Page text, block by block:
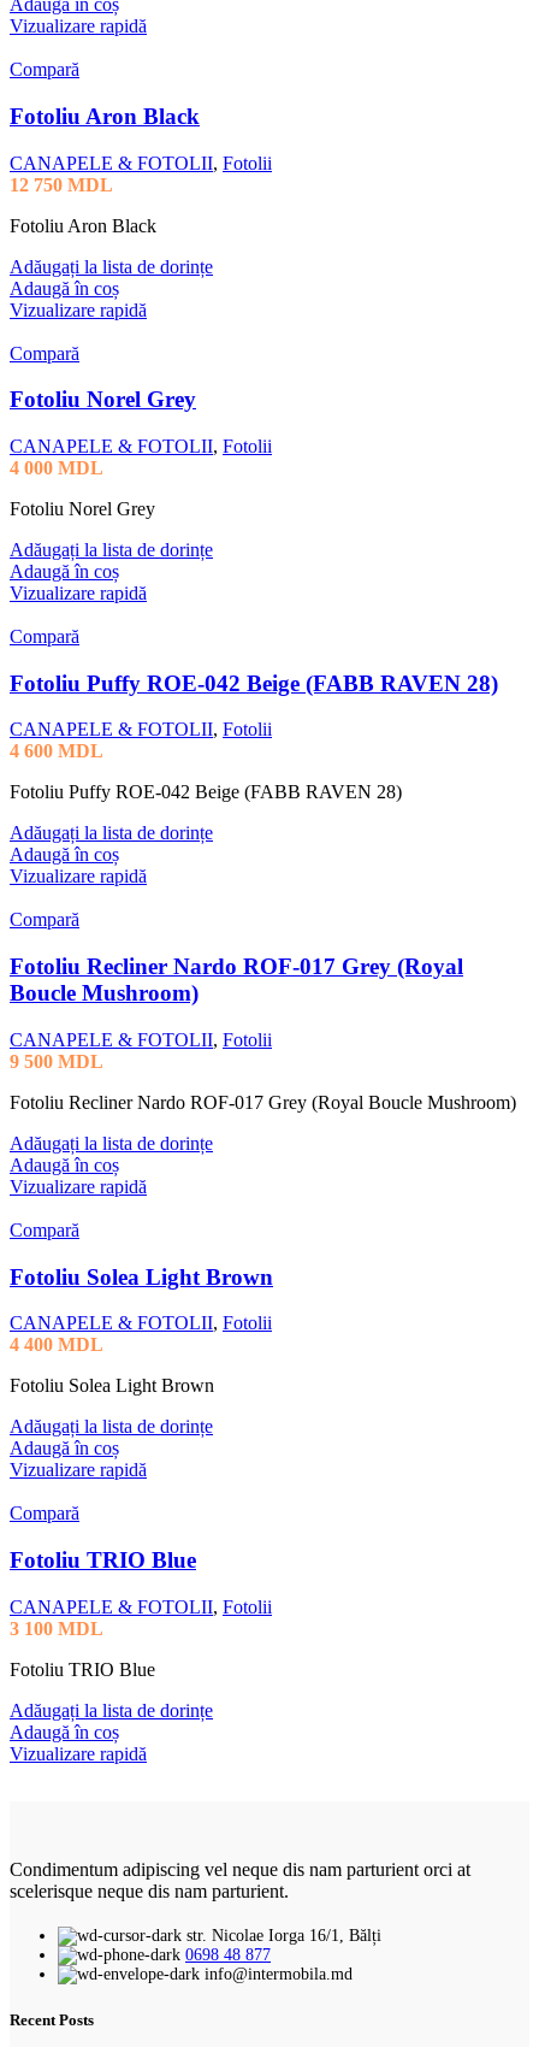
Adaugă în coș
Vizualizare rapidă
Compară
Fotoliu Aron Black
CANAPELE & FOTOLII, Fotolii
12 750 MDL
Fotoliu Aron Black
Adăugați la lista de dorințe
Adaugă în coș
Vizualizare rapidă
Compară
Fotoliu Norel Grey
CANAPELE & FOTOLII, Fotolii
4 000 MDL
Fotoliu Norel Grey
Adăugați la lista de dorințe
Adaugă în coș
Vizualizare rapidă
Compară
Fotoliu Puffy ROE-042 Beige (FABB RAVEN 28)
CANAPELE & FOTOLII, Fotolii
4 600 MDL
Fotoliu Puffy ROE-042 Beige (FABB RAVEN 28)
Adăugați la lista de dorințe
Adaugă în coș
Vizualizare rapidă
Compară
Fotoliu Recliner Nardo ROF-017 Grey (Royal
Boucle Mushroom)
CANAPELE & FOTOLII, Fotolii
9 500 MDL
Fotoliu Recliner Nardo ROF-017 Grey (Royal Boucle Mushroom)
Adăugați la lista de dorințe
Adaugă în coș
Vizualizare rapidă
Compară
Fotoliu Solea Light Brown
CANAPELE & FOTOLII, Fotolii
4 400 MDL
Fotoliu Solea Light Brown
Adăugați la lista de dorințe
Adaugă în coș
Vizualizare rapidă
Compară
Fotoliu TRIO Blue
CANAPELE & FOTOLII, Fotolii
3 100 MDL
Fotoliu TRIO Blue
Adăugați la lista de dorințe
Adaugă în coș
Vizualizare rapidă
Condimentum adipiscing vel neque dis nam parturient orci at
scelerisque neque dis nam parturient.
str. Nicolae Iorga 16/1, Bălți
0698 48 877
info@intermobila.md
Recent Posts